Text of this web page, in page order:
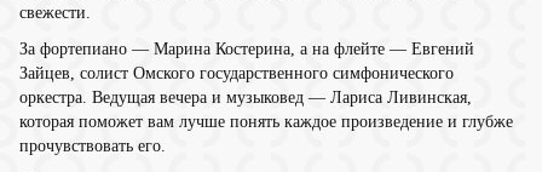
свежести.
За фортепиано — Марина Костерина, а на флейте — Евгений
Зайцев, солист Омского государственного симфонического
оркестра. Ведущая вечера и музыковед — Лариса Ливинская,
которая поможет вам лучше понять каждое произведение и глубже
прочувствовать его.